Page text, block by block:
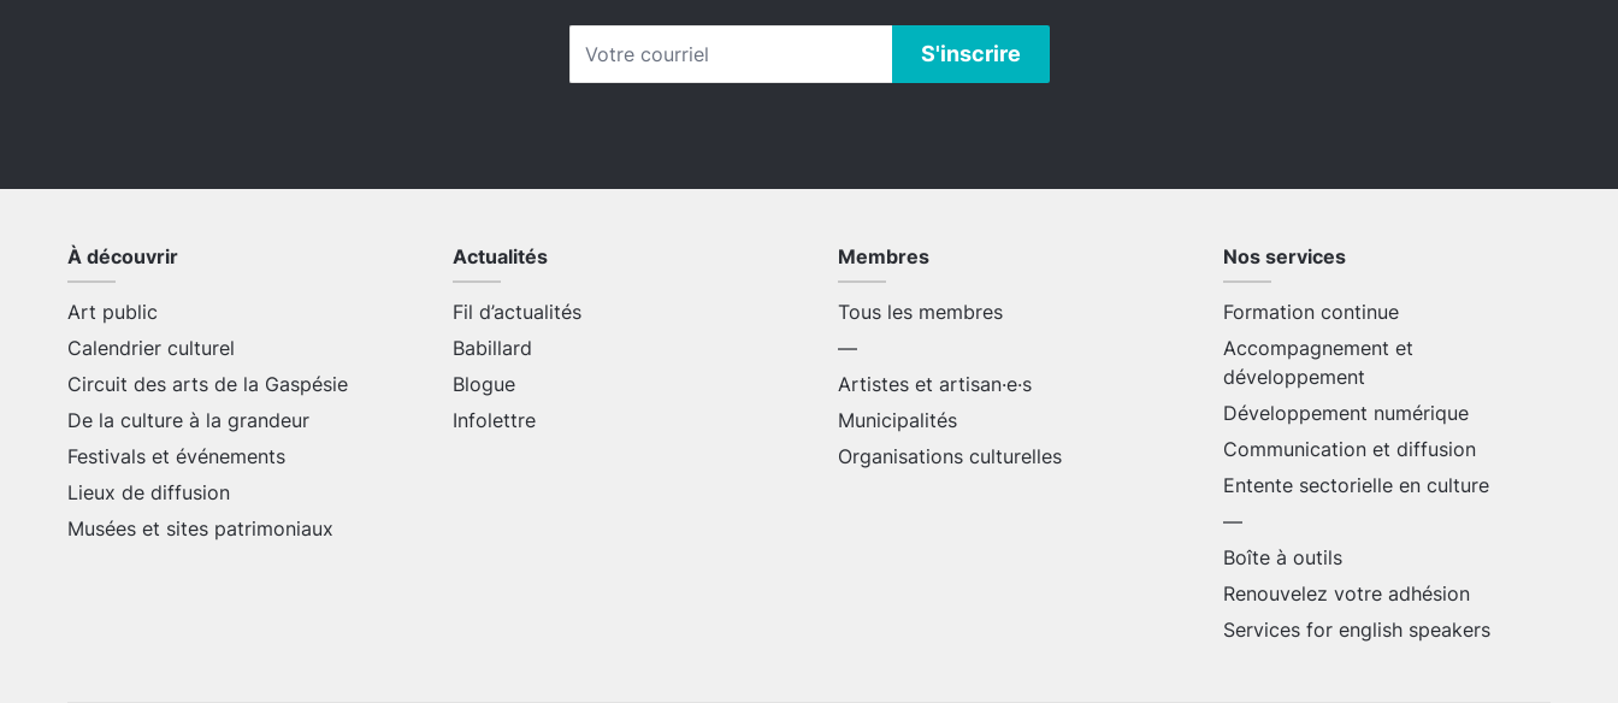
À découvrir
Art public
Calendrier culturel
Circuit des arts de la Gaspésie
De la culture à la grandeur
Festivals et événements
Lieux de diffusion
Musées et sites patrimoniaux
Actualités
Fil d’actualités
Babillard
Blogue
Infolettre
Membres
Tous les membres
—
Artistes et artisan·e·s
Municipalités
Organisations culturelles
Nos services
Formation continue
Accompagnement et
développement
Développement numérique
Communication et diffusion
Entente sectorielle en culture
—
Boîte à outils
Renouvelez votre adhésion
Services for english speakers